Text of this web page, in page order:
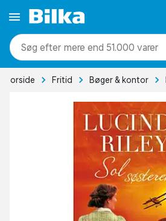
mere end 51.000 varer
Forside Fritid Bøger & kontor